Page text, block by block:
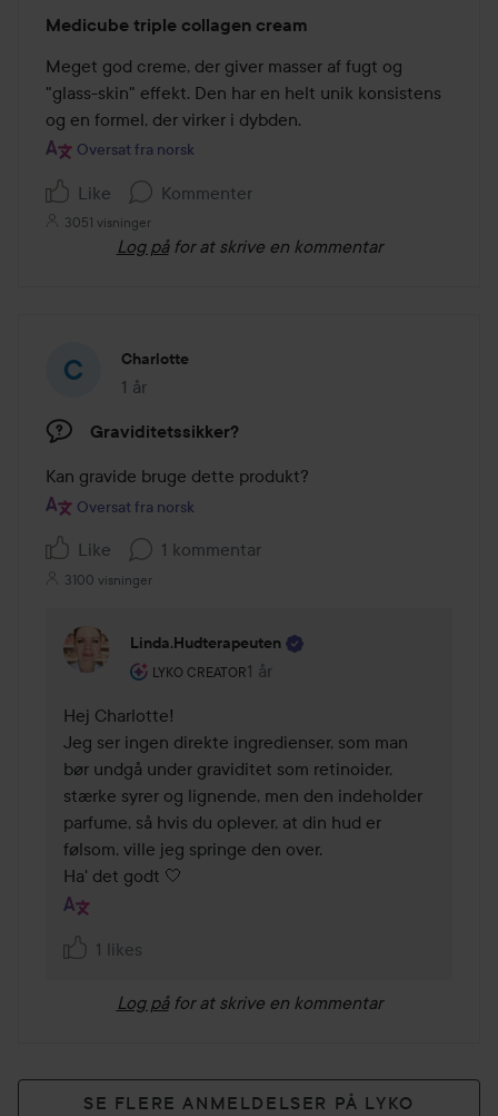
5
ud
af
5
Medicube triple collagen cream
Meget god creme, der giver masser af fugt og
"glass-skin" effekt. Den har en helt unik konsistens
og en formel, der virker i dybden.
Oversat fra norsk
Like Kommenter
3051 visninger
Log på for at skrive en kommentar
Charlotte
1 år
Posten blev oprettet 1 år
Graviditetssikker?
Kan gravide bruge dette produkt?
Oversat fra norsk
Like 1 kommentar
3100 visninger
Linda.hudterapeuten
LYKO CREATOR
Brugerens rolle: Lyko Creator.
1 år
Kommentaren lades 1 år
Hej Charlotte!
Jeg ser ingen direkte ingredienser, som man
bør undgå under graviditet som retinoider,
stærke syrer og lignende, men den indeholder
parfume, så hvis du oplever, at din hud er
følsom, ville jeg springe den over.
Ha' det godt 🤍
1 likes
Log på for at skrive en kommentar
SE FLERE ANMELDELSER PÅ LYKO